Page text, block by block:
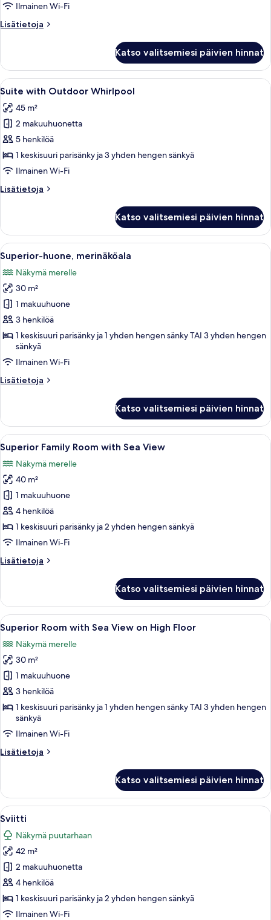
Ilmainen Wi-Fi
Lisätietoja
Lisätietoja
merinäköala
Katso valitsemiesi päivien hinnat
Avaa
kaikki
huonetyypin
Suite
with
Outdoor
Whirlpool
Hotellihuone, jossa on sänky,
12
Suite with Outdoor Whirlpool
45 m²
2 makuuhuonetta
5 henkilöä
1 keskisuuri parisänky ja 3 yhden hengen sänkyä
Ilmainen Wi-Fi
Lisätietoja
Lisätietoja
Outdoor
Whirlpool
Katso valitsemiesi päivien hinnat
Avaa
kaikki
huonetyypin
Superior-
huone,
merinäköala
kuvat
Moderni hotellihuone, jossa on
5
Superior-huone, merinäköala
Näkymä merelle
30 m²
1 makuuhuone
3 henkilöä
1 keskisuuri parisänky ja 1 yhden hengen sänky TAI 3 yhden hengen
sänkyä
Ilmainen Wi-Fi
Lisätietoja
Lisätietoja
merinäköala
Katso valitsemiesi päivien hinnat
Avaa
kaikki
huonetyypin
Superior
Family
Room
with
Sea
kuvat
Moderni hotellihuone, jossa on
5
Superior Family Room with Sea View
Näkymä merelle
40 m²
1 makuuhuone
4 henkilöä
1 keskisuuri parisänky ja 2 yhden hengen sänkyä
Ilmainen Wi-Fi
Lisätietoja
Lisätietoja
Room
with
Sea
View
Katso valitsemiesi päivien hinnat
Avaa
kaikki
huonetyypin
Superior
Room
with
Sea
View
on
High
Floor
Moderni hotellihuone, jossa on
5
Superior Room with Sea View on High Floor
Näkymä merelle
30 m²
1 makuuhuone
3 henkilöä
1 keskisuuri parisänky ja 1 yhden hengen sänky TAI 3 yhden hengen
sänkyä
Ilmainen Wi-Fi
Lisätietoja
Lisätietoja
with
Sea
View
on
High
Floor
Katso valitsemiesi päivien hinnat
Avaa
kaikki
huonetyypin
Sviitti
kuvat
Moderni hotellihuone, jossa on
4
Sviitti
Näkymä puutarhaan
42 m²
2 makuuhuonetta
4 henkilöä
1 keskisuuri parisänky ja 2 yhden hengen sänkyä
Ilmainen Wi-Fi